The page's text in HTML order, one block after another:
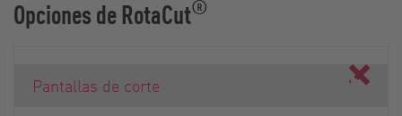
Opciones de RotaCut®
Pantallas de corte